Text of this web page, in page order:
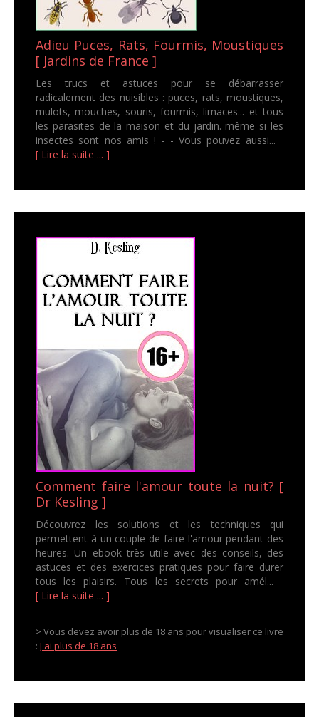
Adieu Puces, Rats, Fourmis, Moustiques
[ Jardins de France ]
Les trucs et astuces pour se débarrasser
radicalement des nuisibles : puces, rats, moustiques,
mulots, mouches, souris, fourmis, limaces... et tous
les parasites de la maison et du jardin. même si les
insectes sont nos amis ! - - Vous pouvez aussi...
[ Lire la suite ... ]
Comment faire l'amour toute la nuit? [
Dr Kesling ]
Découvrez les solutions et les techniques qui
permettent à un couple de faire l'amour pendant des
heures. Un ebook très utile avec des conseils, des
astuces et des exercices pratiques pour faire durer
tous les plaisirs. Tous les secrets pour amél...
[ Lire la suite ... ]
> Vous devez avoir plus de 18 ans pour visualiser ce livre
: J'ai plus de 18 ans